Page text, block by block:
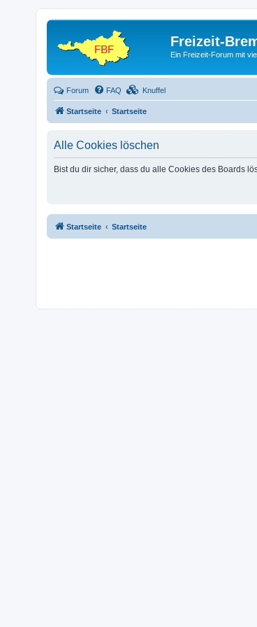
Freizeit-
Ein Freizeit-Forum mit
Forum FAQ Knuffel
Startseite Startseite
Alle Cookies löschen
Bist du dir sicher, dass du alle Cookies des Boards
Startseite Startseite